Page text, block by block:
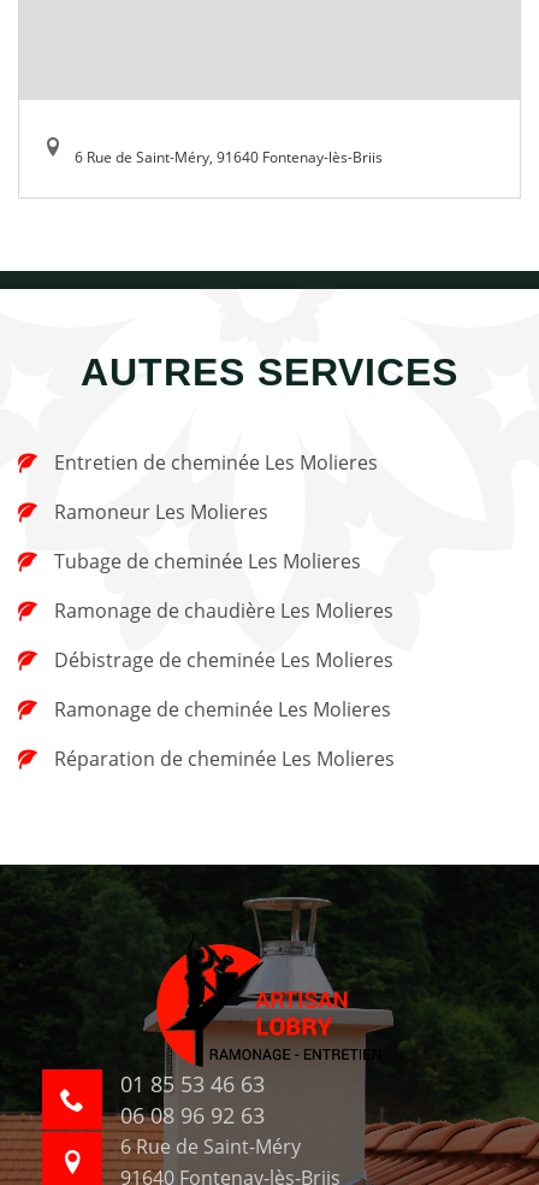
6 Rue de Saint-Méry, 91640 Fontenay-lès-Briis
AUTRES SERVICES
Entretien de cheminée Les Molieres
Ramoneur Les Molieres
Tubage de cheminée Les Molieres
Ramonage de chaudière Les Molieres
Débistrage de cheminée Les Molieres
Ramonage de cheminée Les Molieres
Réparation de cheminée Les Molieres
01 85 53 46 63
06 08 96 92 63
6 Rue de Saint-Méry
91640 Fontenay-lès-Briis